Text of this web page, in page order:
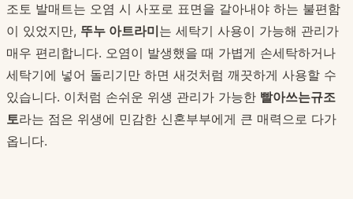
조토 발매트는 오염 시 사포로 표면을 갈아내야 하는 불편함
이 있었지만, 뚜누 아트라미는 세탁기 사용이 가능해 관리가
매우 편리합니다. 오염이 발생했을 때 가볍게 손세탁하거나
세탁기에 넣어 돌리기만 하면 새것처럼 깨끗하게 사용할 수
있습니다. 이처럼 손쉬운 위생 관리가 가능한 빨아쓰는규조
토라는 점은 위생에 민감한 신혼부부에게 큰 매력으로 다가
옵니다.